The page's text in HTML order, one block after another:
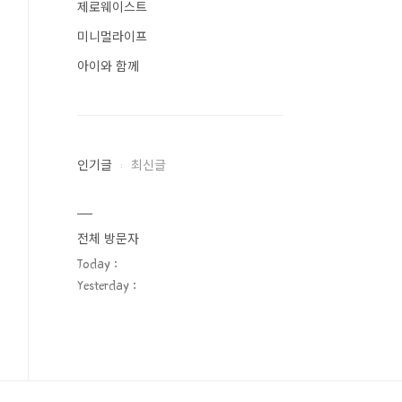
제로웨이스트
미니멀라이프
아이와 함께
인기글 최신글
전체 방문자
Today :
Yesterday :